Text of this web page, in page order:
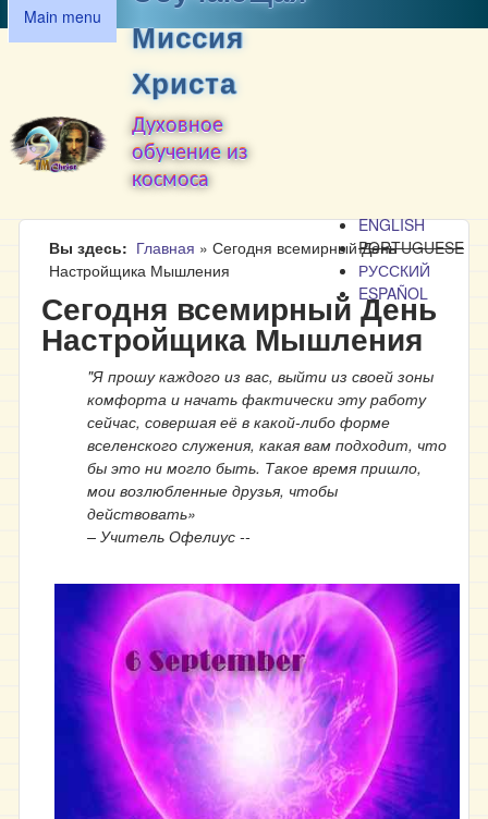
Перейти к основному
содержанию
MAIN MENU
Main menu
Миссия
Христа
Духовное
обучение из
космоса
ENGLISH
PORTUGUESE
РУССКИЙ
ESPAÑOL
Вы здесь Главная » Сегодня всемирный День
Настройщика Мышления
Сегодня всемирный День
Настройщика Мышления
"Я прошу каждого из вас, выйти из своей зоны
комфорта и начать фактически эту работу
сейчас, совершая её в какой-либо форме
вселенского служения, какая вам подходит, что
бы это ни могло быть. Такое время пришло,
мои возлюбленные друзья, чтобы
действовать»
– Учитель Офелиус --